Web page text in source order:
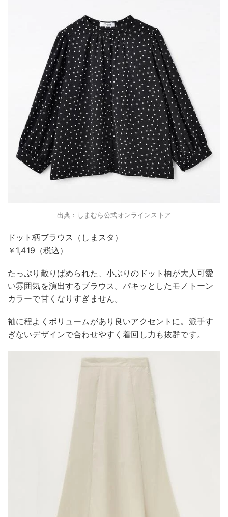
出典：しまむら公式オンラインストア
ドット柄ブラウス（しまスタ）
￥1,419（税込）
たっぷり散りばめられた、小ぶりのドット柄が大人可愛
い雰囲気を演出するブラウス。パキッとしたモノトーン
カラーで甘くなりすぎません。
袖に程よくボリュームがあり良いアクセントに。派手す
ぎないデザインで合わせやすく着回し力も抜群です。